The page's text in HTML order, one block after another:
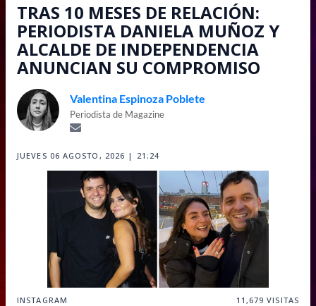
TRAS 10 MESES DE RELACIÓN:
PERIODISTA DANIELA MUÑOZ Y
ALCALDE DE INDEPENDENCIA
ANUNCIAN SU COMPROMISO
Valentina Espinoza Poblete
Periodista de Magazine
JUEVES 06 AGOSTO, 2026 | 21:24
INSTAGRAM 11,679 VISITAS